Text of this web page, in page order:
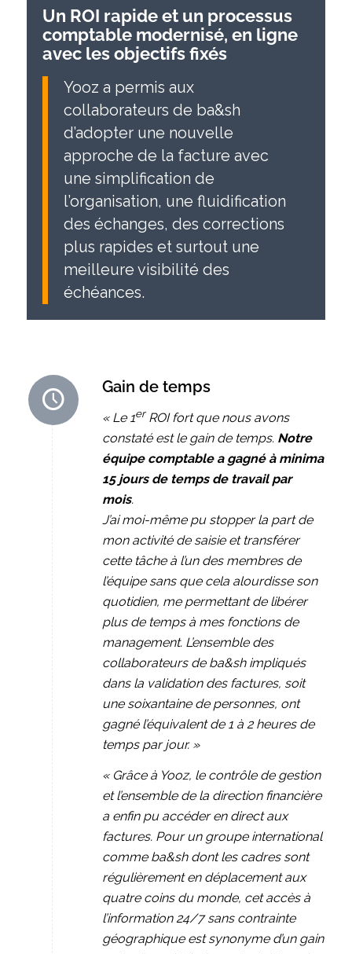
Un ROI rapide et un processus
comptable modernisé, en ligne
avec les objectifs fixés
Yooz a permis aux
collaborateurs de ba&sh
d’adopter une nouvelle
approche de la facture avec
une simplification de
l’organisation, une fluidification
des échanges, des corrections
plus rapides et surtout une
meilleure visibilité des
échéances.
Gain de temps
« Le 1erROI fort que nous avons
constaté est le gain de temps. Notre
équipe comptable a gagné à minima
15 jours de temps de travail par
mois.
J’ai moi-même pu stopper la part de
mon activité de saisie et transférer
cette tâche à l’un des membres de
l’équipe sans que cela alourdisse son
quotidien, me permettant de libérer
plus de temps à mes fonctions de
management. L’ensemble des
collaborateurs de ba&sh impliqués
dans la validation des factures, soit
une soixantaine de personnes, ont
gagné l’équivalent de 1 à 2 heures de
temps par jour. »
« Grâce à Yooz, le contrôle de gestion
et l’ensemble de la direction financière
a enfin pu accéder en direct aux
factures. Pour un groupe international
comme ba&sh dont les cadres sont
régulièrement en déplacement aux
quatre coins du monde, cet accès à
l’information 24/7 sans contrainte
géographique est synonyme d’un gain